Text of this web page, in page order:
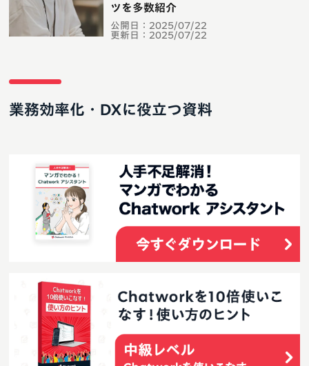
公開日： 2025/07/22
更新日： 2025/07/22
ツを多数紹介
業務効率化・DXに役立つ資料